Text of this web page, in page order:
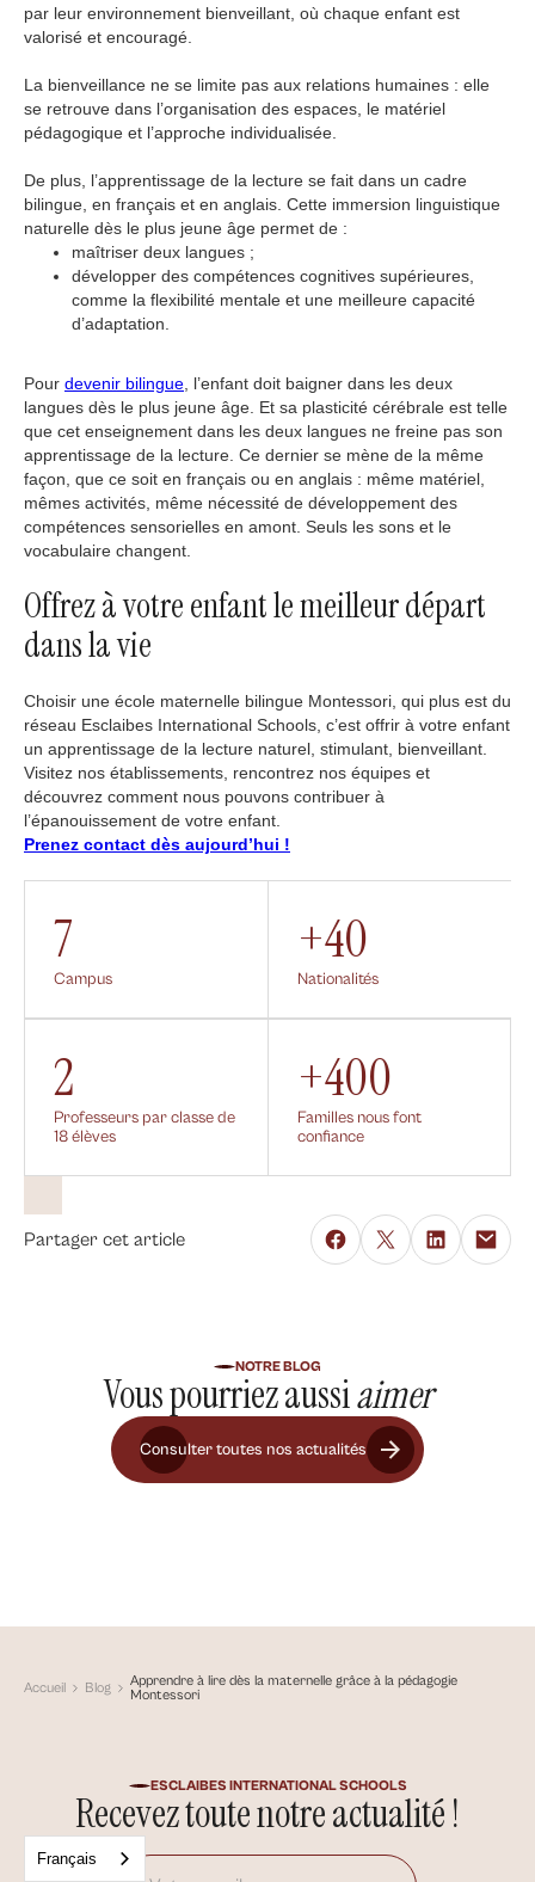
par leur environnement bienveillant, où chaque enfant est
valorisé et encouragé.
La bienveillance ne se limite pas aux relations humaines : elle
se retrouve dans l’organisation des espaces, le matériel
pédagogique et l’approche individualisée.
De plus, l’apprentissage de la lecture se fait dans un cadre
bilingue, en français et en anglais. Cette immersion linguistique
naturelle dès le plus jeune âge permet de :
maîtriser deux langues ;
développer des compétences cognitives supérieures,
comme la flexibilité mentale et une meilleure capacité
d’adaptation.
Pour devenir bilingue , l’enfant doit baigner dans les deux
langues dès le plus jeune âge. Et sa plasticité cérébrale est telle
que cet enseignement dans les deux langues ne freine pas son
apprentissage de la lecture. Ce dernier se mène de la même
façon, que ce soit en français ou en anglais : même matériel,
mêmes activités, même nécessité de développement des
compétences sensorielles en amont. Seuls les sons et le
vocabulaire changent.
Offrez à votre enfant le meilleur départ
dans la vie
Choisir une école maternelle bilingue Montessori, qui plus est du
réseau Esclaibes International Schools, c’est offrir à votre enfant
un apprentissage de la lecture naturel, stimulant, bienveillant.
Visitez nos établissements, rencontrez nos équipes et
découvrez comment nous pouvons contribuer à
l’épanouissement de votre enfant.
Prenez contact dès aujourd’hui !
7
Campus
+40
Nationalités
2
Professeurs par classe de
18 élèves
+400
Familles nous font
confiance
Partager cet article
NOTRE BLOG
Vous pourriez aussiaimer
Consulter toutes nos actualités
Accueil Blog
Apprendre à lire dès la maternelle grâce à la pédagogie
Montessori
ESCLAIBES INTERNATIONAL SCHOOLS
Recevez toute notre actualité !
Français